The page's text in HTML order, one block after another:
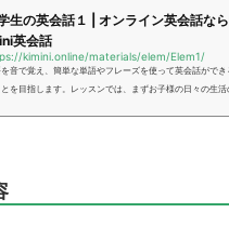
生の英会話１ | オンライン英会話な
英会話
kimini.online/materials/elem/Elem1/
音で覚え、簡単な単語やフレーズを使って英会話ができ
とを目指します。レッスンでは、まずお子様の日々の生活